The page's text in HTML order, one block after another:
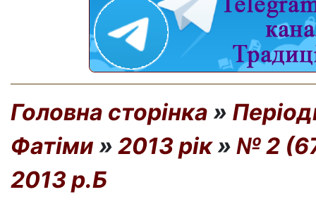
Головна сторінка »
Фатіми » 2013 рік» № 2
2013 р.Б